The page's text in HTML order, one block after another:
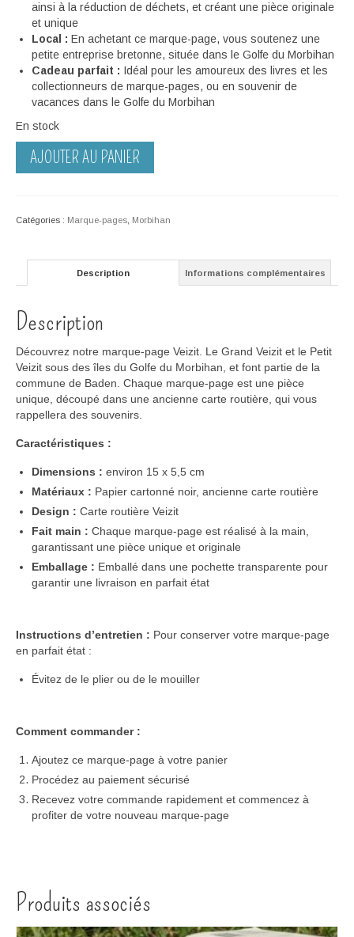
ainsi à la réduction de déchets, et créant une pièce originale
et unique
Local : En achetant ce marque-page, vous soutenez une
petite entreprise bretonne, située dans le Golfe du Morbihan
Cadeau parfait : Idéal pour les amoureux des livres et les
collectionneurs de marque-pages, ou en souvenir de
vacances dans le Golfe du Morbihan
En stock
quantité
Carte
Veizit
AJOUTER AU PANIER
Catégories : Marque-pages Morbihan
Description Informations complémentaires
Description
Découvrez notre marque-page Veizit Le Grand Veizit et le Petit
Veizit sous des îles du Golfe du Morbihan, et font partie de la
commune de Baden Chaque marque-page est une pièce
unique, découpé dans une ancienne carte routière qui vous
rappellera des souvenirs
Caractéristiques :
Dimensions : environ 15 x 5,5 cm
Matériaux : Papier cartonné noir, ancienne carte routière
Design : Carte routière Veizit
Fait main : Chaque marque-page est réalisé à la main,
garantissant une pièce unique et originale
Emballage : Emballé dans une pochette transparente pour
garantir une livraison en parfait état
Instructions d’entretien : Pour conserver votre marque-page
en parfait état :
Évitez de le plier ou de le mouiller
Comment commander :
Ajoutez ce marque-page à votre panier
Procédez au paiement sécurisé
Recevez votre commande rapidement et commencez à
profiter de votre nouveau marque-page
Produits associés